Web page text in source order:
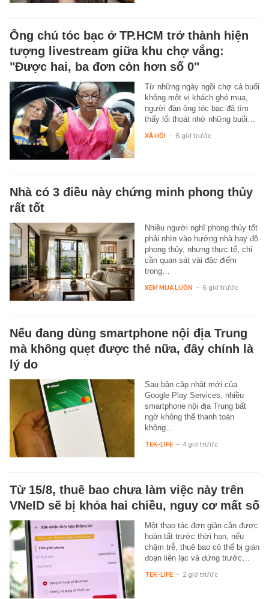
Ông chú tóc bạc ở TP.HCM trở thành hiện
tượng livestream giữa khu chợ vắng:
"Được hai, ba đơn còn hơn số 0"
Từ những ngày ngồi chợ cả buổi
không một vị khách ghé mua,
người đàn ông tóc bạc đã tìm
thấy lối thoát nhờ những buổi…
XÃ HỘI - 6 giờ trước
Nhà có 3 điều này chứng minh phong thủy
rất tốt
Nhiều người nghĩ phong thủy tốt
phải nhìn vào hướng nhà hay đồ
phong thủy, nhưng thực tế, chỉ
cần quan sát vài đặc điểm
trong…
XEM MUA LUÔN - 6 giờ trước
Nếu đang dùng smartphone nội địa Trung
mà không quẹt được thẻ nữa, đây chính là
lý do
Sau bản cập nhật mới của
Google Play Services, nhiều
smartphone nội địa Trung bất
ngờ không thể thanh toán
không…
TEK-LIFE - 4 giờ trước
Từ 15/8, thuê bao chưa làm việc này trên
VNeID sẽ bị khóa hai chiều, nguy cơ mất số
Một thao tác đơn giản cần được
hoàn tất trước thời hạn, nếu
chậm trễ, thuê bao có thể bị gián
đoạn liên lạc và đứng trước…
TEK-LIFE - 2 giờ trước